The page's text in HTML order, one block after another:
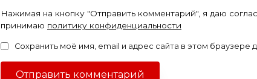
Нажимая на кнопку "Отправить комментарий", я даю
принимаю политику конфиденциальности
Сохранить моё имя, email и адрес сайта в этом браузере